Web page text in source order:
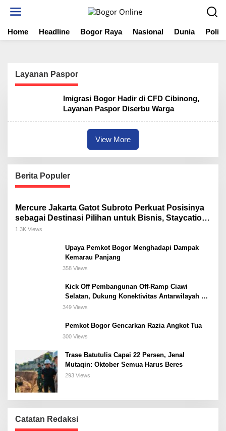
t
Home Headline Bogor Raya Nasional Dunia
Layanan Paspor
Imigrasi Bogor Hadir di CFD Cibinong,
Layanan Paspor Diserbu Warga
View More
Berita Populer
Mercure Jakarta Gatot Subroto Perkuat Posisinya
sebagai Destinasi Pilihan untuk Bisnis, Staycation,
Meeting, dan Kuliner di Jakarta Selatan
1.3K Views
Upaya Pemkot Bogor Menghadapi Dampak
Kemarau Panjang
358 Views
Kick Off Pembangunan Off-Ramp Ciawi
Selatan, Dukung Konektivitas Antarwilayah di
Bogor Selatan
349 Views
Pemkot Bogor Gencarkan Razia Angkot Tua
300 Views
Trase Batutulis Capai 22 Persen, Jenal
Mutaqin: Oktober Semua Harus Beres
293 Views
Catatan Redaksi